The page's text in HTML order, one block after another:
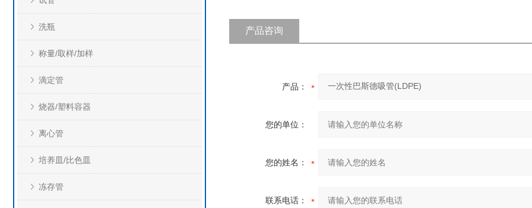
洗瓶
称量/取样/加样
滴定管
烧器/塑料容器
离心管
培养皿/比色皿
冻存管
产品咨询
产品：
您的单位：
您的姓名：
联系电话：